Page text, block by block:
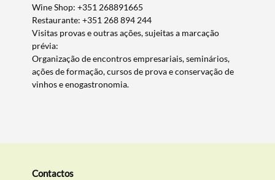
Termo de Pesquisa
Categorias gerais
Wine Shop: +351 268891665
Restaurante: +351 268 894 244
Visitas provas e outras ações, sujeitas a marcação
prévia:
Organização de encontros empresariais, seminários,
ações de formação, cursos de prova e conservação de
vinhos e enogastronomia.
Contactos